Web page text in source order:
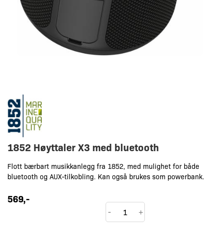
1852 Høyttaler X3 med bluetooth
Flott bærbart musikkanlegg fra 1852, med mulighet for både
bluetooth og AUX-tilkobling. Kan også brukes som powerbank.
569,-
1852
Høyttaler
- +